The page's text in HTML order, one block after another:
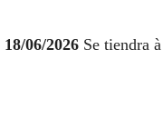
18/06/2026 Se tiendra à